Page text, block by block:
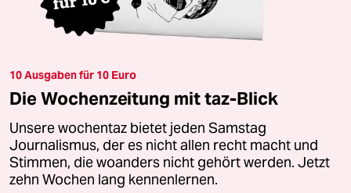
10 Ausgaben für 10 Euro
Die Wochenzeitung mit taz-Blick
Unsere wochentaz bietet jeden Samstag
Journalismus, der es nicht allen recht macht und
Stimmen, die woanders nicht gehört werden. Jetzt
zehn Wochen lang kennenlernen.